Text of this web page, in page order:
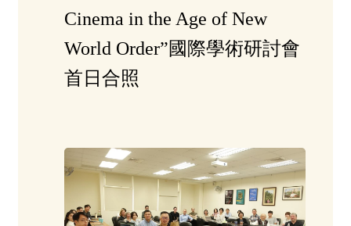
Cinema in the Age of New
World Order”國際學術研討會
首日合照